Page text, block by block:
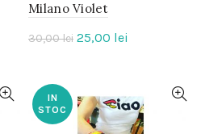
Milano Violet
30,00lei Prețul
fost:
30,00 lei.
25,00 lei
25,00 lei.
IN
STOC